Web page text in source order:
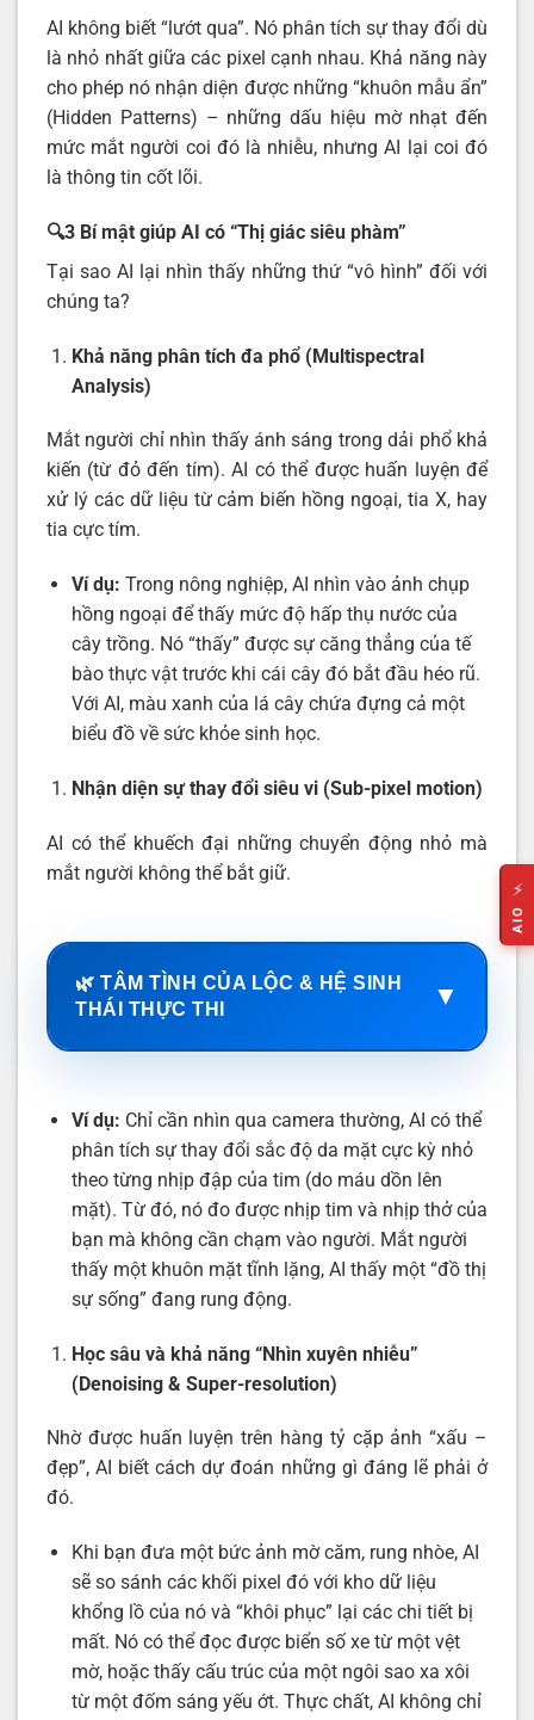
AI không biết “lướt qua”. Nó phân tích sự thay đổi dù
là nhỏ nhất giữa các pixel cạnh nhau. Khả năng này
cho phép nó nhận diện được những “khuôn mẫu ẩn”
(Hidden Patterns) – những dấu hiệu mờ nhạt đến
mức mắt người coi đó là nhiễu, nhưng AI lại coi đó
là thông tin cốt lõi.
🔍3 Bí mật giúp AI có “Thị giác siêu phàm”
Tại sao AI lại nhìn thấy những thứ “vô hình” đối với
chúng ta?
Khả năng phân tích đa phổ (Multispectral
Analysis)
Mắt người chỉ nhìn thấy ánh sáng trong dải phổ khả
kiến (từ đỏ đến tím). AI có thể được huấn luyện để
xử lý các dữ liệu từ cảm biến hồng ngoại, tia X, hay
tia cực tím.
Ví dụ: Trong nông nghiệp, AI nhìn vào ảnh chụp
hồng ngoại để thấy mức độ hấp thụ nước của
cây trồng. Nó “thấy” được sự căng thẳng của tế
bào thực vật trước khi cái cây đó bắt đầu héo rũ.
Với AI, màu xanh của lá cây chứa đựng cả một
biểu đồ về sức khỏe sinh học.
Nhận diện sự thay đổi siêu vi (Sub-pixel motion)
AI có thể khuếch đại những chuyển động nhỏ mà
mắt người không thể bắt giữ.
🌿 TÂM TÌNH CỦA LỘC & HỆ SINH
THÁI THỰC THI
▼
Ví dụ: Chỉ cần nhìn qua camera thường, AI có thể
phân tích sự thay đổi sắc độ da mặt cực kỳ nhỏ
theo từng nhịp đập của tim (do máu dồn lên
mặt). Từ đó, nó đo được nhịp tim và nhịp thở của
bạn mà không cần chạm vào người. Mắt người
thấy một khuôn mặt tĩnh lặng, AI thấy một “đồ thị
sự sống” đang rung động.
Học sâu và khả năng “Nhìn xuyên nhiễu”
(Denoising & Super-resolution)
Nhờ được huấn luyện trên hàng tỷ cặp ảnh “xấu –
đẹp”, AI biết cách dự đoán những gì đáng lẽ phải ở
đó.
Khi bạn đưa một bức ảnh mờ căm, rung nhòe, AI
sẽ so sánh các khối pixel đó với kho dữ liệu
khổng lồ của nó và “khôi phục” lại các chi tiết bị
mất. Nó có thể đọc được biển số xe từ một vệt
mờ, hoặc thấy cấu trúc của một ngôi sao xa xôi
từ một đốm sáng yếu ớt. Thực chất, AI không chỉ
⚡
AIO